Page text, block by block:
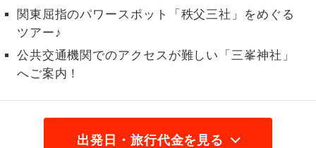
関東屈指のパワースポット「秩父三社」をめぐる
ツアー♪
公共交通機関でのアクセスが難しい「三峯神社」
へご案内！
出発日・旅行代金を見る
トラベルイヤ
ホン
周りの音を気にせず、ガイドさんの説明
1名様催行
1名様から出発可能な個人型プランで
す。